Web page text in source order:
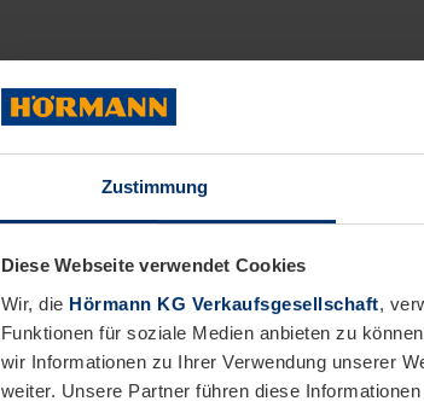
Zustimmung
Diese Webseite verwendet Cookies
Wir, die Hörmann KG Verkaufsgesellschaft,
Funktionen für soziale Medien anbieten zu
wir Informationen zu Ihrer Verwendung unserer
weiter. Unsere Partner führen diese